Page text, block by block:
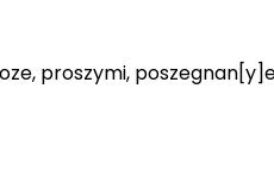
proszymi,